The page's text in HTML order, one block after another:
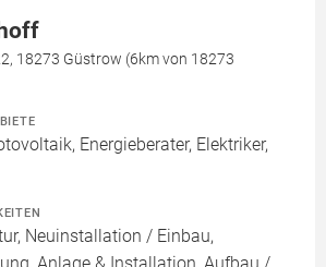
18273 Güstrow (6km von 18273
Energieberater, Elektriker,
Neuinstallation / Einbau,